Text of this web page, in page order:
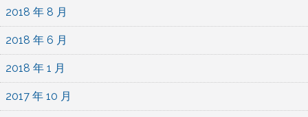
2018 年 8 月
2018 年 6 月
2018 年 1 月
2017 年 10 月